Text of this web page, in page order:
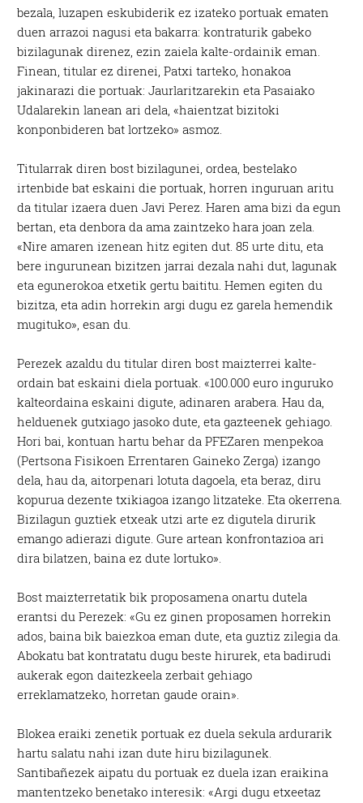
bezala, luzapen eskubiderik ez izateko portuak ematen
duen arrazoi nagusi eta bakarra: kontraturik gabeko
bizilagunak direnez, ezin zaiela kalte-ordainik eman.
Finean, titular ez direnei, Patxi tarteko, honakoa
jakinarazi die portuak: Jaurlaritzarekin eta Pasaiako
Udalarekin lanean ari dela, «haientzat bizitoki
konponbideren bat lortzeko» asmoz.
Titularrak diren bost bizilagunei, ordea, bestelako
irtenbide bat eskaini die portuak, horren inguruan aritu
da titular izaera duen Javi Perez. Haren ama bizi da egun
bertan, eta denbora da ama zaintzeko hara joan zela.
«Nire amaren izenean hitz egiten dut. 85 urte ditu, eta
bere ingurunean bizitzen jarrai dezala nahi dut, lagunak
eta egunerokoa etxetik gertu baititu. Hemen egiten du
bizitza, eta adin horrekin argi dugu ez garela hemendik
mugituko», esan du.
Perezek azaldu du titular diren bost maizterrei kalte-
ordain bat eskaini diela portuak. «100.000 euro inguruko
kalteordaina eskaini digute, adinaren arabera. Hau da,
helduenek gutxiago jasoko dute, eta gazteenek gehiago.
Hori bai, kontuan hartu behar da PFEZaren menpekoa
(Pertsona Fisikoen Errentaren Gaineko Zerga) izango
dela, hau da, aitorpenari lotuta dagoela, eta beraz, diru
kopurua dezente txikiagoa izango litzateke. Eta okerrena.
Bizilagun guztiek etxeak utzi arte ez digutela dirurik
emango adierazi digute. Gure artean konfrontazioa ari
dira bilatzen, baina ez dute lortuko».
Bost maizterretatik bik proposamena onartu dutela
erantsi du Perezek: «Gu ez ginen proposamen horrekin
ados, baina bik baiezkoa eman dute, eta guztiz zilegia da.
Abokatu bat kontratatu dugu beste hirurek, eta badirudi
aukerak egon daitezkeela zerbait gehiago
erreklamatzeko, horretan gaude orain».
Blokea eraiki zenetik portuak ez duela sekula ardurarik
hartu salatu nahi izan dute hiru bizilagunek.
Santibañezek aipatu du portuak ez duela izan eraikina
mantentzeko benetako interesik: «Argi dugu etxeetaz